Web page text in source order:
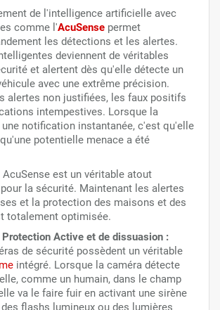
de l'intelligence artificielle avec
comme l'AcuSense permet
les détections et les alertes.
deviennent de véritables
et alertent dès qu'elle détecte un
avec une extrême précision.
alertes non justifiées, les faux positifs
intempestives. Lorsque la
notification instantanée, c'est qu'elle
potentielle menace a été
est un véritable atout
la sécurité. Maintenant les alertes
et la protection des maisons et des
totalement optimisée.
Active et de dissuasion :
de sécurité possèdent un véritable
intégré. Lorsque la caméra détecte
comme un humain, dans le champ
va le faire fuir en activant une sirène
flashs lumineux ou des lumières